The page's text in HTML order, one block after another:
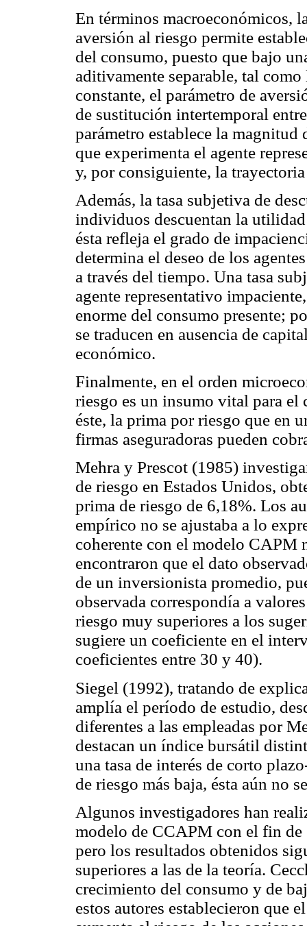
En términos macroeconómicos,
aversión al riesgo permite
del consumo, puesto que bajo
aditivamente separable, tal
constante, el parámetro de
de sustitución intertemporal
parámetro establece la
que experimenta el agente
y, por consiguiente, la
Además, la tasa subjetiva de
individuos descuentan la
ésta refleja el grado de
determina el deseo de los
a través del tiempo. Una tasa
agente representativo
enorme del consumo presente;
se traducen en ausencia de
económico.
Finalmente, en el orden
riesgo es un insumo vital para el
éste, la prima por riesgo que en
firmas aseguradoras pueden
Mehra y Prescot (1985)
de riesgo en Estados Unidos,
prima de riesgo de 6,18%. Los
empírico no se ajustaba a lo
coherente con el modelo
encontraron que el dato
de un inversionista promedio,
observada correspondía a
riesgo muy superiores a los
sugiere un coeficiente en el
coeficientes entre 30 y 40).
Siegel (1992), tratando de
amplía el período de estudio,
diferentes a las empleadas por
destacan un índice bursátil
una tasa de interés de corto
de riesgo más baja, ésta aún no
Algunos investigadores han
modelo de CCAPM con el fin
pero los resultados obtenidos
superiores a las de la teoría.
crecimiento del consumo y de
estos autores establecieron que